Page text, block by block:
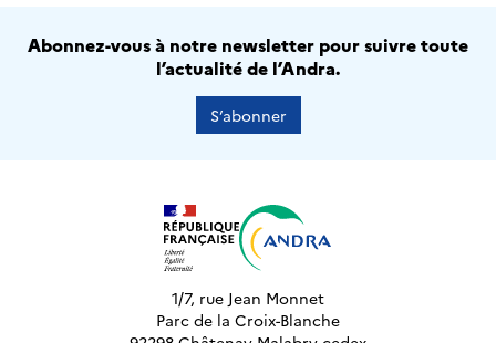
Abonnez-vous à notre newsletter pour suivre toute
l’actualité de l’Andra.
S’abonner
1/7, rue Jean Monnet
Parc de la Croix-Blanche